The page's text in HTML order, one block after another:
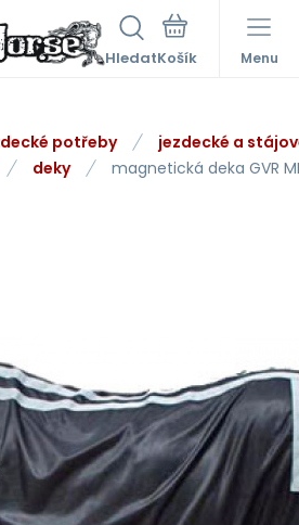
Hledat Menu
potřeby
jezdecké a
deky magnetická deka GVR